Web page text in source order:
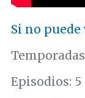
Si no
Episodios: 5